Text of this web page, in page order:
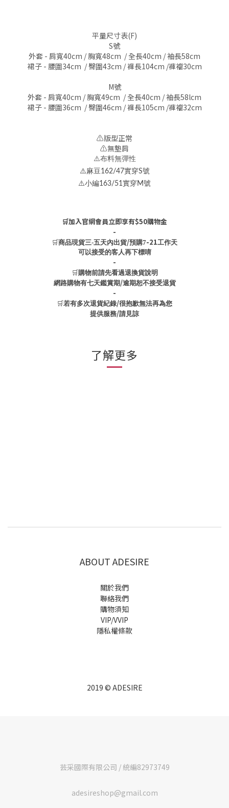
平量尺寸表(F)
S號
外套 - 肩寬40cm / 胸寬48cm / 全長40cm / 袖長58cm
裙子 - 腰圍34cm / 臀圍43cm / 褲長104cm /褲襠30cm
M號
外套 - 肩寬40cm / 胸寬49cm / 全長40cm / 袖長58lcm
裙子 - 腰圍36cm / 臀圍46cm / 褲長105cm /褲襠32cm
⚠️版型正常
⚠️無墊肩
⚠️布料無彈性
⚠️麻豆162/47實穿S號
⚠️小編163/51實穿M號
🛒加入官網會員立即享有$50購物金
-
🛒商品現貨三-五天內出貨/預購7-21工作天
可以接受的客人再下標唷
-
🛒購物前請先看過退換貨說明
網路購物有七天鑑賞期/逾期恕不接受退貨
-
🛒若有多次退貨紀錄/很抱歉無法再為您
提供服務/請見諒
了解更多
ABOUT ADESIRE
關於我們
聯絡我們
購物須知
VIP/VVIP
隱私權條款
2019 © ADESIRE
芸采國際有限公司 / 統編82973749
adesireshop@gmail.com